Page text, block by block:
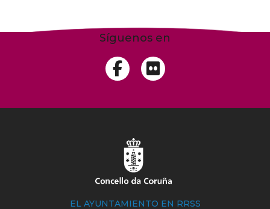
Síguenos en
EL AYUNTAMIENTO EN RRSS